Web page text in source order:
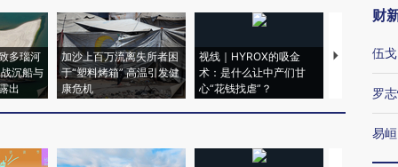
多瑙河
沉船与
出
加沙上百万流离失所者困
于“塑料烤箱” 高温引发健
康危机
视线｜HYROX的吸金
术：是什么让中产们甘
心“花钱找虐”？
马航飞行员
粒摇头丸
财
伍戈
罗
易峘